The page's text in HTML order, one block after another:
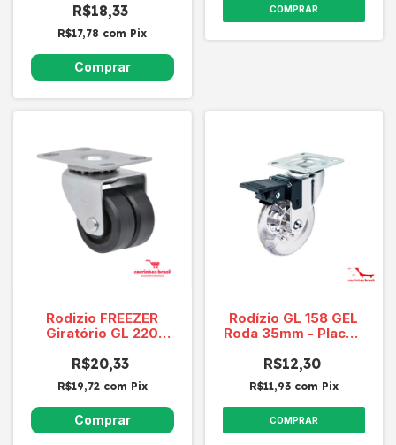
R$18,33
R$17,78 com Pix
COMPRAR
Rodizio FREEZER
Giratório GL 220
Kg/roda
R$20,33
R$19,72 com Pix
Rodízio GL 158 GEL
Roda 35mm - Placa -
R$12,30
R$11,93 com Pix
COMPRAR